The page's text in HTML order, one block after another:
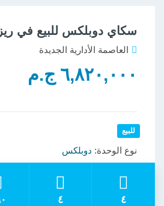
سكاي دوبلكس للبيع في
العاصمة الأدارية الجديدة
٦,٨٢٠,٠٠٠ ج.م
للبيع
نوع الوحدة: دوبلكس
٤ ٤